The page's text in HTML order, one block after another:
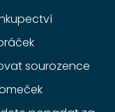
sourozence